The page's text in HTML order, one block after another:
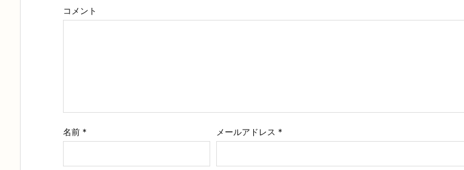
コメント
名前 * メールアドレス *